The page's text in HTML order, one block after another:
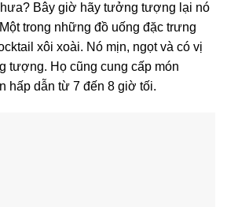
Bây giờ hãy tưởng tượng lại nó
trong những đồ uống đặc trưng
xôi xoài. Nó mịn, ngọt và có vị
tượng. Họ cũng cung cấp món
hấp dẫn từ 7 đến 8 giờ tối.